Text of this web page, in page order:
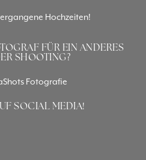
Hochzeiten!
FÜR EIN ANDERES
SHOOTING?
Fotografie
SOCIAL MEDIA!